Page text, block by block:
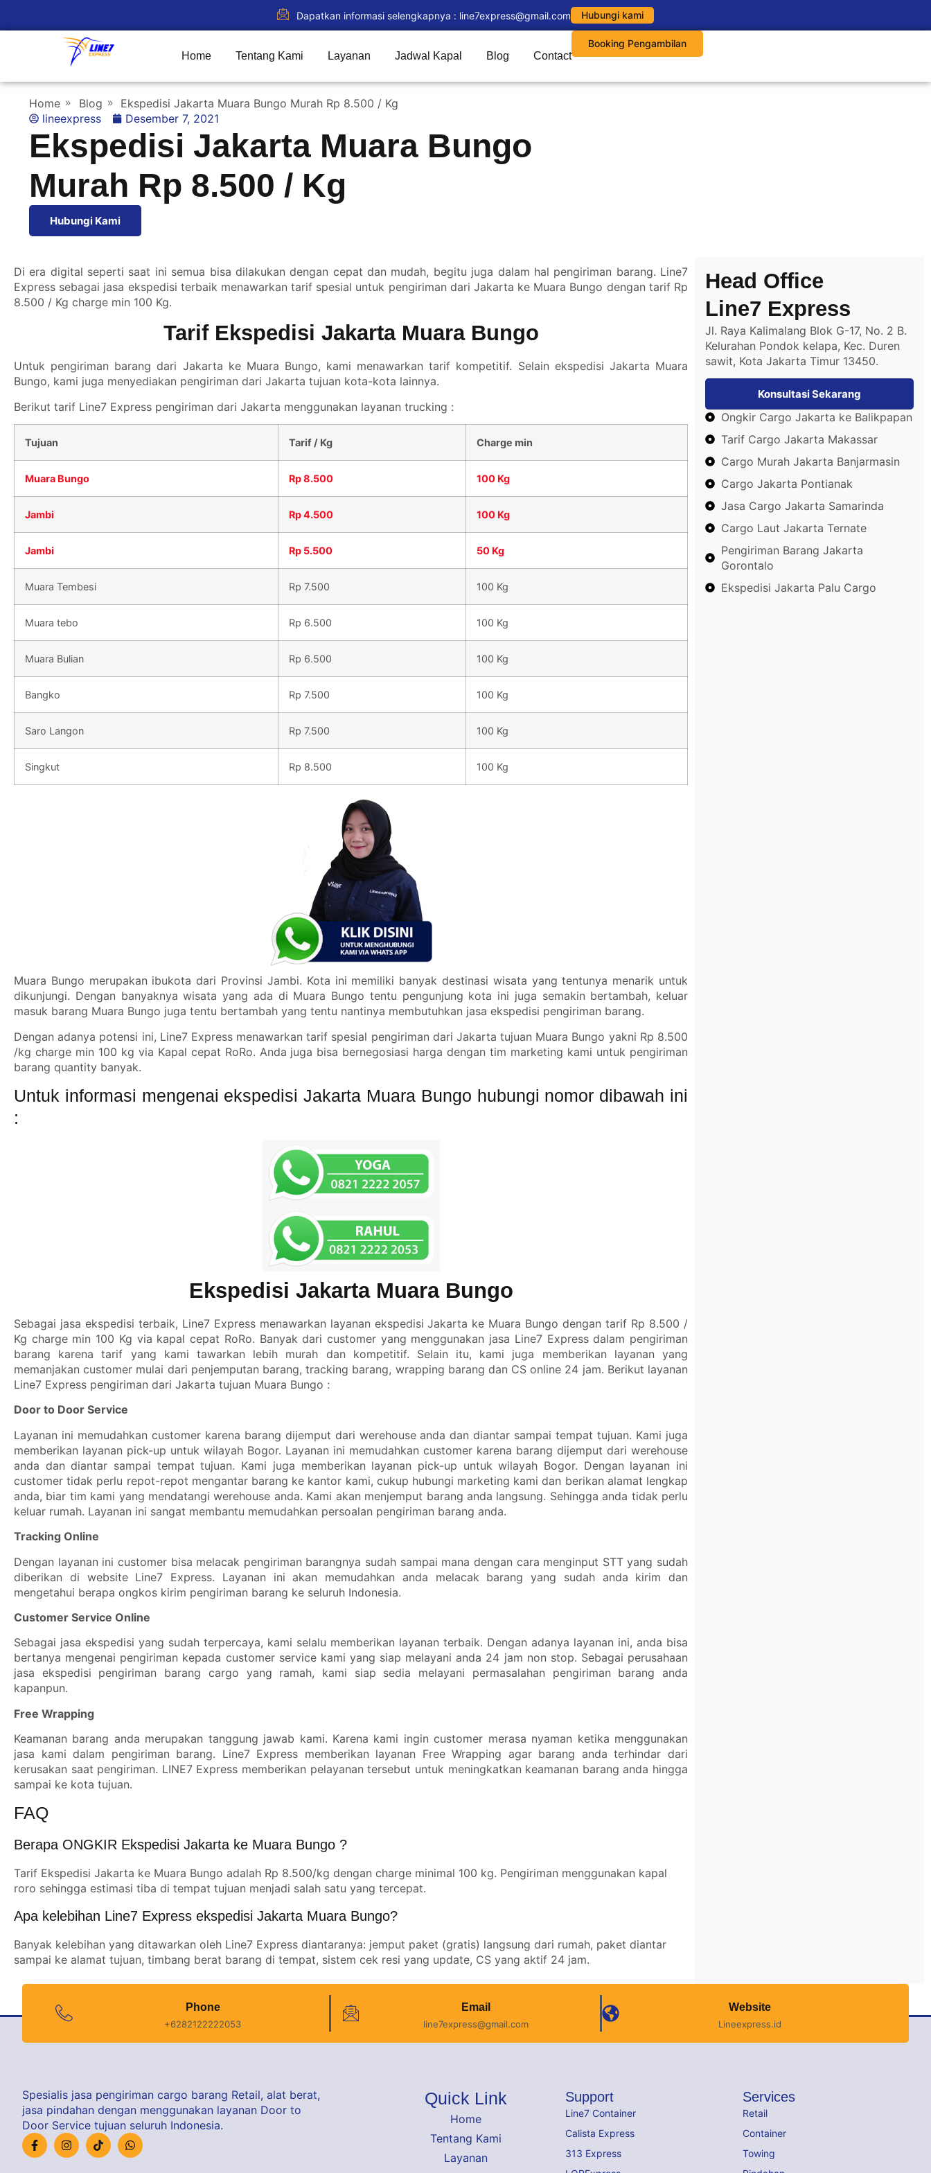
Dapatkan informasi selengkapnya : line7express@gmail.com Hubungi kami
Home Tentang Kami Layanan Jadwal Kapal Blog Contact
Booking Pengambilan
Home Blog
Ekspedisi Jakarta Muara Bungo Murah Rp 8.500 / Kg
lineexpress
Desember 7, 2021
Ekspedisi Jakarta Muara Bungo
Murah Rp 8.500 / Kg
Hubungi Kami
Di era digital seperti saat ini semua bisa dilakukan dengan cepat dan mudah, begitu juga dalam hal pengiriman barang. Line7
Express sebagai jasa ekspedisi terbaik menawarkan tarif spesial untuk pengiriman dari Jakarta ke Muara Bungo dengan tarif Rp
8.500 / Kg charge min 100 Kg.
Tarif Ekspedisi Jakarta Muara Bungo
Untuk pengiriman barang dari Jakarta ke Muara Bungo, kami menawarkan tarif kompetitif. Selain ekspedisi Jakarta Muara
Bungo, kami juga menyediakan pengiriman dari Jakarta tujuan kota-kota lainnya.
Berikut tarif Line7 Express pengiriman dari Jakarta menggunakan layanan trucking :
Tujuan Tarif / Kg Charge min
Muara Bungo Rp 8.500 100 Kg
Jambi Rp 4.500 100 Kg
Jambi Rp 5.500 50 Kg
Muara Tembesi Rp 7.500 100 Kg
Muara tebo Rp 6.500 100 Kg
Muara Bulian Rp 6.500 100 Kg
Bangko Rp 7.500 100 Kg
Saro Langon Rp 7.500 100 Kg
Singkut Rp 8.500 100 Kg
Muara Bungo merupakan ibukota dari Provinsi Jambi. Kota ini memiliki banyak destinasi wisata yang tentunya menarik untuk
dikunjungi. Dengan banyaknya wisata yang ada di Muara Bungo tentu pengunjung kota ini juga semakin bertambah, keluar
masuk barang Muara Bungo juga tentu bertambah yang tentu nantinya membutuhkan jasa ekspedisi pengiriman barang.
Dengan adanya potensi ini, Line7 Express menawarkan tarif spesial pengiriman dari Jakarta tujuan Muara Bungo yakni Rp 8.500
/kg charge min 100 kg via Kapal cepat RoRo. Anda juga bisa bernegosiasi harga dengan tim marketing kami untuk pengiriman
barang quantity banyak.
Untuk informasi mengenai ekspedisi Jakarta Muara Bungo hubungi nomor dibawah ini
:
Ekspedisi Jakarta Muara Bungo
Sebagai jasa ekspedisi terbaik, Line7 Expressmenawarkan layanan ekspedisi Jakarta ke Muara Bungo dengan tarif Rp 8.500 /
Kg charge min 100 Kg via kapal cepat RoRo. Banyak dari customer yang menggunakan jasa Line7 Expressdalam pengiriman
barang karena tarif yang kami tawarkan lebih murah dan kompetitif. Selain itu, kami juga memberikan layanan yang
memanjakan customer mulai dari penjemputan barang, tracking barang, wrapping barang dan CS online 24 jam. Berikut layanan
Line7 Express pengiriman dari Jakarta tujuan Muara Bungo :
Door to Door Service
Layanan ini memudahkan customer karena barang dijemput dari werehouse anda dan diantar sampai tempat tujuan. Kami juga
memberikan layanan pick-up untuk wilayah Bogor. Layanan ini memudahkan customer karena barang dijemput dari werehouse
anda dan diantar sampai tempat tujuan. Kami juga memberikan layanan pick-up untuk wilayah Bogor. Dengan layanan ini
customer tidak perlu repot-repot mengantar barang ke kantor kami, cukup hubungi marketing kami dan berikan alamat lengkap
anda, biar tim kami yang mendatangi werehouse anda. Kami akan menjemput barang anda langsung. Sehingga anda tidak perlu
keluar rumah. Layanan ini sangat membantu memudahkan persoalan pengiriman barang anda.
Tracking Online
Dengan layanan ini customer bisa melacak pengiriman barangnya sudah sampai mana dengan cara menginput STT yang sudah
diberikan di website Line7 Express. Layanan ini akan memudahkan anda melacak barang yang sudah anda kirim dan
mengetahui berapa ongkos kirim pengiriman barang ke seluruh Indonesia.
Customer Service Online
Sebagai jasa ekspedisi yang sudah terpercaya, kami selalu memberikan layanan terbaik. Dengan adanya layanan ini, anda bisa
bertanya mengenai pengiriman kepada customer service kami yang siap melayani anda 24 jam non stop. Sebagai perusahaan
jasa ekspedisi pengiriman barang cargo yang ramah, kami siap sedia melayani permasalahan pengiriman barang anda
kapanpun.
Free Wrapping
Keamanan barang anda merupakan tanggung jawab kami. Karena kami ingin customer merasa nyaman ketika menggunakan
jasa kami dalam pengiriman barang. Line7 Express memberikan layanan Free Wrapping agar barang anda terhindar dari
kerusakan saat pengiriman. LINE7 Express memberikan pelayanan tersebut untuk meningkatkan keamanan barang anda hingga
sampai ke kota tujuan.
FAQ
Berapa ONGKIR Ekspedisi Jakarta ke Muara Bungo ?
Tarif Ekspedisi Jakarta ke Muara Bungo adalah Rp 8.500/kg dengan charge minimal 100 kg. Pengiriman menggunakan kapal
roro sehingga estimasi tiba di tempat tujuan menjadi salah satu yang tercepat.
Apa kelebihan Line7 Express ekspedisi Jakarta Muara Bungo?
Banyak kelebihan yang ditawarkan oleh Line7 Express diantaranya: jemput paket (gratis) langsung dari rumah, paket diantar
sampai ke alamat tujuan, timbang berat barang di tempat, sistem cek resi yang update, CS yang aktif 24 jam.
Head Office
Line7 Express
Jl. Raya Kalimalang Blok G-17, No. 2 B.
Kelurahan Pondok kelapa, Kec. Duren
sawit, Kota Jakarta Timur 13450.
Konsultasi Sekarang
Ongkir Cargo Jakarta ke Balikpapan
Tarif Cargo Jakarta Makassar
Cargo Murah Jakarta Banjarmasin
Cargo Jakarta Pontianak
Jasa Cargo Jakarta Samarinda
Cargo Laut Jakarta Ternate
Pengiriman Barang Jakarta
Gorontalo
Ekspedisi Jakarta Palu Cargo
Phone
+6282122222053
Email
line7express@gmail.com
Website
Lineexpress.id
Spesialis jasa pengiriman cargo barang Retail, alat berat,
jasa pindahan dengan menggunakan layanan Door to
Door Service tujuan seluruh Indonesia.
Quick Link
Home
Tentang Kami
Layanan
Support
Line7 Container
Calista Express
313 Express
Services
Retail
Container
Towing